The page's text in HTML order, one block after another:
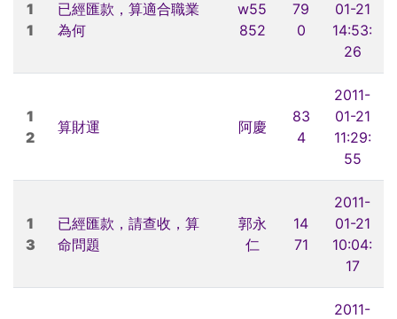
1
1
已經匯款，算適合職業
為何
w55
852
79
0
01-21
14:53:
26
1
2
算財運 阿慶
83
4
2011-
01-21
11:29:
55
1
3
已經匯款，請查收，算
命問題
郭永
仁
14
71
2011-
01-21
10:04:
17
2011-